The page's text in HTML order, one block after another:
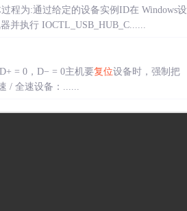
程为:通过给定的设备实例ID在 Windows设
并执行 IOCTL_USB_HUB_C......
= 0，D− = 0主机要复位设备时，强制把
/ 全速设备：......